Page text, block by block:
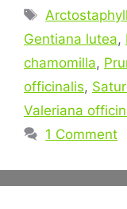
Tags
Gentiana lutea,
chamomilla,
officinalis,
Valeriana
1 Comment